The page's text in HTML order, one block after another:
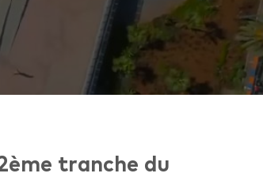
tranche du